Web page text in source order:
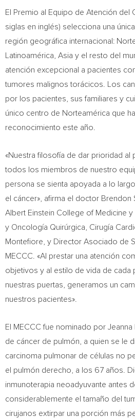
El Premio al Equipo de Atención del
siglas en inglés) selecciona una
región geográfica internacional:
Latinoamérica, Asia y el resto del
atención excepcional a pacientes
tumores malignos torácicos. Los
por los pacientes, sus familiares y
único centro de Norteamérica que
reconocimiento este año.
«Nuestra filosofía de dar prioridad al
todos los miembros de nuestro
persona se sienta apoyada a lo
el cáncer», afirma el doctor Brendon
Albert Einstein College of Medicine y
y Oncología Quirúrgica, Cirugía
Montefiore, y Director Asociado de
MECCC. «Al prestar una atención
objetivos y al estilo de vida de cada
nuestras puertas, generamos un
nuestros pacientes».
El MECCC fue nominado por
de cáncer de pulmón, a quien se le
carcinoma pulmonar de células no
el pulmón derecho, a los 67 años.
inmunoterapia neoadyuvante antes
considerablemente el tamaño del
cirujanos extirpar una porción más